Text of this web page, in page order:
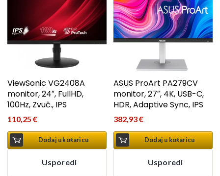
ViewSonic VG2408A
monitor, 24″, FullHD,
100Hz, Zvuč., IPS
110,25 €
Dodaj u košaricu
Usporedi
ASUS ProArt PA279CV
monitor, 27″, 4K, USB-C,
HDR, Adaptive Sync, IPS
382,93€
Dodaj u košaricu
Usporedi